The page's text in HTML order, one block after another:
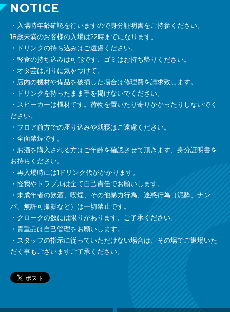
NOTICE
・入場時年齢確認を行いますので身分証明書をご持参ください。
18歳未満のお客様の入場は22時までになります。
・ドリンクの持ち込みはご遠慮ください。
・軽食の持ち込みは可能です、ゴミはお持ち帰りください。
・オタ芸は周りに気をつけて。
・店内の機材や備品を破損した場合は修理費を請求致します。
・ドリンクを持ったまま手を掲げないでください。
・スピーカーは機材です。荷物を置いたり寄りかかったりしないでく
ださい。
・フロア前方での座り込みや就寝はご遠慮ください。
・全面禁煙です。
・お酒を購入される方はご年齢を確認させて頂きます、身分証明書を
お持ちください。
・再入場時には1ドリンク代がかかります。
・怪我やトラブルは全て自己責任でお願いします。
・未成年者の飲酒、喫煙、その他暴力行為、迷惑行為（泥酔、ナン
パ、無許可撮影など）は一切禁止です。
・クロークの数には限りがあります、ご了承ください。
・貴重品は自己管理をお願いします。
・スタッフの指示に従っていただけない場合は、その場でご退場いた
だく事もございますご了承ください。